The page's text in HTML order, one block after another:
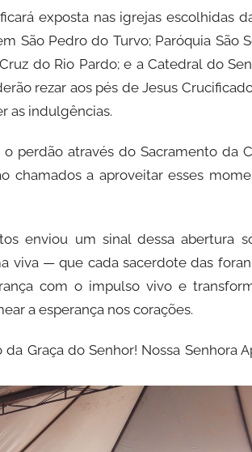
exposta nas igrejas escolhidas
São Pedro do Turvo; Paróquia São
do Rio Pardo; e a Catedral do
rezar aos pés de Jesus
as indulgências.
perdão através do Sacramento da
chamados a aproveitar esses
enviou um sinal dessa abertura
viva — que cada sacerdote das
com o impulso vivo e
a esperança nos corações.
Graça do Senhor! Nossa Senhora